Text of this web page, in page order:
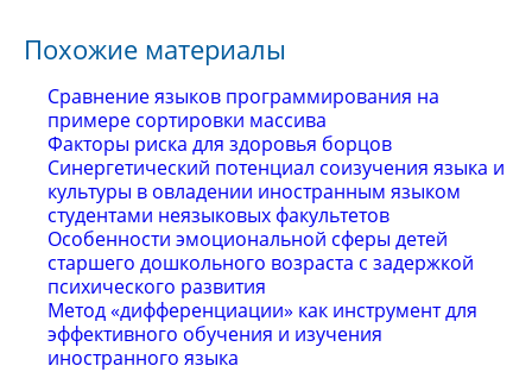
Похожие материалы
Сравнение языков программирования на
примере сортировки массива
Факторы риска для здоровья борцов
Синергетический потенциал соизучения языка и
культуры в овладении иностранным языком
студентами неязыковых факультетов
Особенности эмоциональной сферы детей
старшего дошкольного возраста с задержкой
психического развития
Метод «дифференциации» как инструмент для
эффективного обучения и изучения
иностранного языка